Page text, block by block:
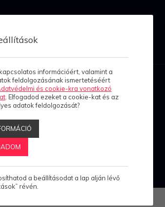
weboldalak
Étel és Hotel
információért, valamint a
feldolgozásának ismertetéséért
és cookie-kra vonatkozó
. Elfogadod ezeket a cookie-kat és az
adatok feldolgozását?
a beállításodat a lap alján lévő
révén.